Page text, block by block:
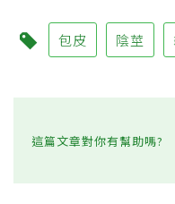
包皮 陰莖
這篇文章對你有幫助嗎?